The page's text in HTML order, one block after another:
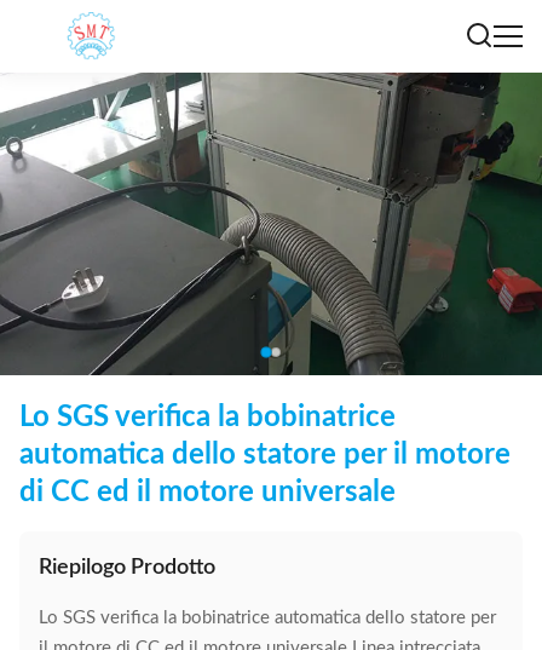
Lo SGS verifica la bobinatrice
automatica dello statore per il motore
di CC ed il motore universale
Riepilogo Prodotto
Lo SGS verifica la bobinatrice automatica dello statore per